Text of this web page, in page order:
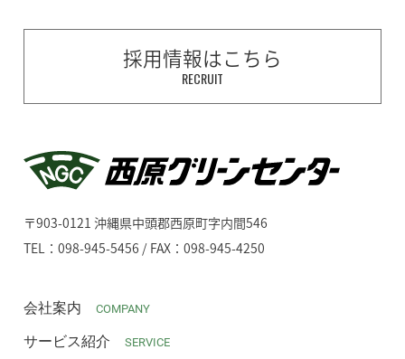
採用情報はこちら
RECRUIT
〒903-0121 沖縄県中頭郡西原町字内間546
TEL：098-945-5456 / FAX：098-945-4250
会社案内 COMPANY
サービス紹介 SERVICE